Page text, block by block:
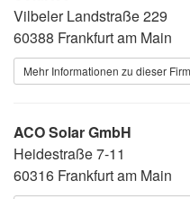
Vilbeler Landstraße 229
60388 Frankfurt am Main
Mehr Informationen zu dieser
ACO Solar GmbH
Heidestraße 7-11
60316 Frankfurt am Main